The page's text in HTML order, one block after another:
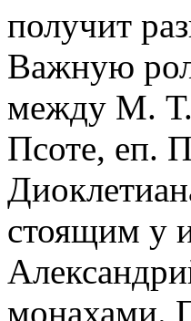
получит
Важную
между М. Т.
Псоте, еп.
стоящим у
монахами.